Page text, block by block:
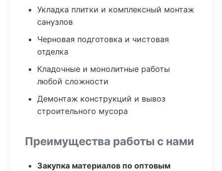
Укладка плитки и комплексный монтаж
санузлов
Черновая подготовка и чистовая
отделка
Кладочные и монолитные работы
любой сложности
Демонтаж конструкций и вывоз
строительного мусора
Преимущества работы с нами
Закупка материалов по оптовым